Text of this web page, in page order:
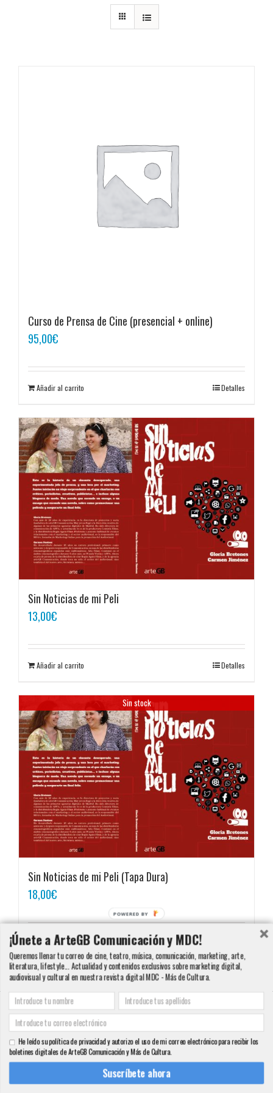
Curso de Prensa de Cine (presencial + online)
95,00€
Añadir al carrito Detalles
Sin Noticias de mi Peli
13,00€
Añadir al carrito Detalles
Sin stock
Sin Noticias de mi Peli (Tapa Dura)
18,00€
Detalles
Copyright 2000 - 2016 ArteGB | Todos los derechos reservados |Aviso legal -
Condiciones de Venta y Privacidad - Política de Cookies
info@artegb.com - 915 221 343.
Twitter YouTubePinterestInstagram
¡Únete a ArteGB Comunicación y MDC!
Queremos llenar tu correo de cine, teatro, música, comunicación, marketing, arte,
literatura, lifestyle... Actualidad y contenidos exclusivos sobre marketing digital,
audiovisual y cultural en nuestra revista digital MDC - Más de Cultura.
Suscríbete ahora
He leído su política de privacidad y autorizo el uso de mi correo electrónico para recibir los
boletines digitales de ArteGB Comunicación y Más de Cultura.
POWERED BY